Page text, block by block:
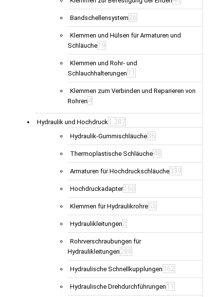
Bandschellensystem 26
Klemmen und Hülsen für Armaturen und
Schläuche 19
Klemmen und Rohr- und
Schlauchhalterungen 11
Klemmen zum Verbinden und Reparieren von
Rohren 4
Hydraulik und Hochdruck 1.287
Hydraulik-Gummischläuche36
Thermoplastische Schläuche48
Armaturen für Hochdruckschläuche339
Hochdruckadapter 160
Klemmen für Hydraulikrohre55
Hydraulikleitungen 2
Rohrverschraubungen für
Hydraulikleitungen 288
Hydraulische Schnellkupplungen 162
Hydraulische Drehdurchführungen 11